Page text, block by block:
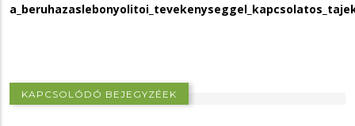
KAPCSOLÓDÓ BEJEGYZÉEK